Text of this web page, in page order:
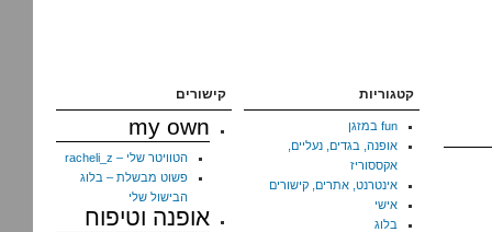
קטגוריות
fun במזגן
אופנה, בגדים, נעליים,
אקססוריז
אינטרנט, אתרים, קישורים
אישי
בלוג
קישורים
my own
הטוויטר שלי – racheli_z
פשוט מבשלת – בלוג
הבישול שלי
אופנה וטיפוח